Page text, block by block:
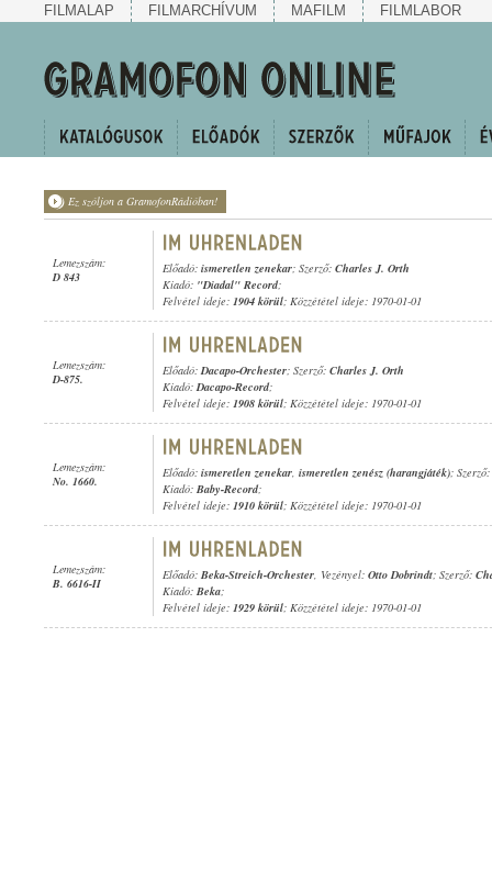
FILMALAP FILMARCHÍVUM MAFILM FILMLABOR
Ez szóljon a GramofonRádióban!
Lemezszám:
D 843
Előadó: ismeretlen zenekar; Szerző: Charles J. Orth
Kiadó: "Diadal" Record;
Felvétel ideje: 1904 körül; Közzététel ideje: 1970-01-01
Lemezszám:
D-875.
Előadó:Dacapo-Orchester; Szerző: Charles J. Orth
Kiadó:Dacapo-Record;
Felvétel ideje: 1908 körül; Közzététel ideje: 1970-01-01
Lemezszám:
No. 1660.
Előadó: ismeretlen zenekar, ismeretlen zenész (harangjáték); Szerző:
Kiadó: Baby-Record;
Felvétel ideje: 1910 körül; Közzététel ideje: 1970-01-01
Lemezszám:
B. 6616-II
Előadó: Beka-Streich-Orchester, Vezényel: Otto Dobrindt; Szerző:
Kiadó: Beka;
Felvétel ideje: 1929 körül; Közzététel ideje: 1970-01-01